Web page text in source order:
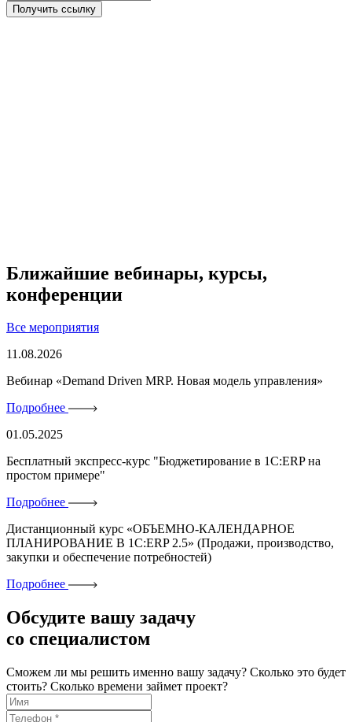
Ближайшие вебинары, курсы,
конференции
Все мероприятия
11.08.2026
Вебинар «Demand Driven MRP. Новая модель управления»
Подробнее
01.05.2025
Бесплатный экспресс-курс "Бюджетирование в 1C:ERP на
простом примере"
Подробнее
Дистанционный курс «ОБЪЕМНО-КАЛЕНДАРНОЕ
ПЛАНИРОВАНИЕ В 1С:ERP 2.5» (Продажи, производство,
закупки и обеспечение потребностей)
Подробнее
Обсудите вашу задачу
со специалистом
Сможем ли мы решить именно вашу задачу? Сколько это будет
стоить? Сколько времени займет проект?